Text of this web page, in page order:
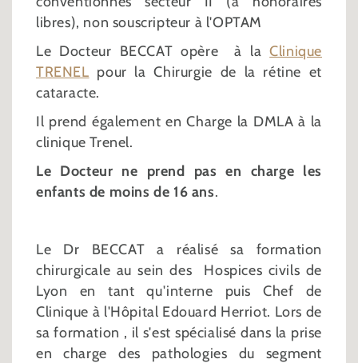
libres), non souscripteur à l'OPTAM
Le Docteur BECCAT opère à laClinique
TRENEL pour la Chirurgie de la rétine et
cataracte.
Il prend également en Charge la DMLA à la
clinique Trenel.
Le Docteur ne prend pas en charge les
enfants de moins de 16 ans.
Le Dr BECCAT a réalisé sa formation
chirurgicale au sein des Hospices civils de
Lyon en tant qu'interne puis Chef de
Clinique à l'Hôpital Edouard Herriot. Lors de
sa formation , il s'est spécialisé dans la prise
en charge des pathologies du segment